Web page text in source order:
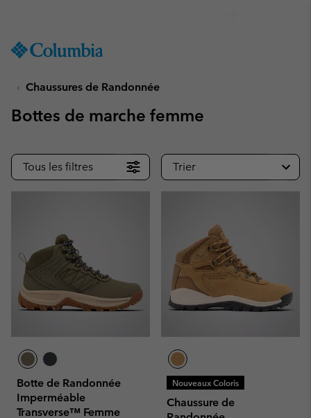
TO
SKIP
MAIN
SKIP
TO
SEARCH
Chaussures de Randonnée
Bottes de marche femme
Tous les filtres Trier
Botte de Randonnée
Imperméable
Transverse™ Femme
Nouveaux Coloris
Chaussure de